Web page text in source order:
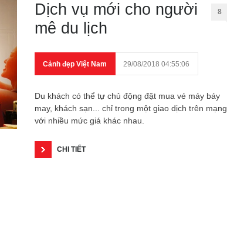
Dịch vụ mới cho người
mê du lịch
8
Cảnh đẹp Việt Nam 29/08/2018 04:55:06
Du khách có thể tự chủ động đặt mua vé máy báy
may, khách sạn... chỉ trong một giao dịch trên mạng
với nhiều mức giá khác nhau.
CHI TIẾT